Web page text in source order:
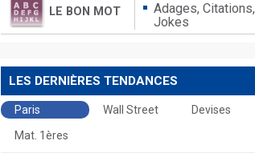
LE BON MOT Adages,Citations,
Jokes
LES DERNIÈRES TENDANCES
Paris Wall Street
Devises
Mat. 1ères